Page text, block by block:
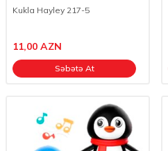
Kukla Hayley 217-5
11,00 AZN
Səbətə At